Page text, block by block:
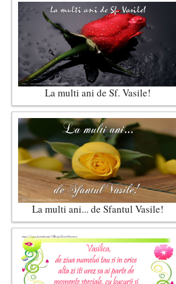
La multi ani de Sf. Vasile!
La multi ani... de Sfantul Vasile!